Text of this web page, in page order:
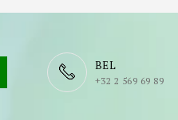
BEL
​+32 2 569 69 89